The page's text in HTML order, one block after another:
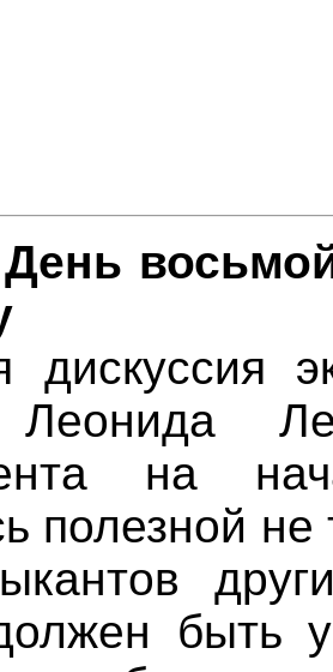
дискуссия
Леонида
на
полезной
быть